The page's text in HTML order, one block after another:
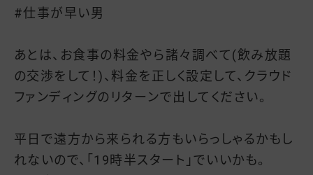
#仕事が早い男
あとは、お食事の料金やら諸々調べて(飲み放題
の交渉をして！)、料金を正しく設定して、クラウド
ファンディングのリターンで出してください。
平日で遠方から来られる方もいらっしゃるかもし
れないので、「19時半スタート」でいいかも。